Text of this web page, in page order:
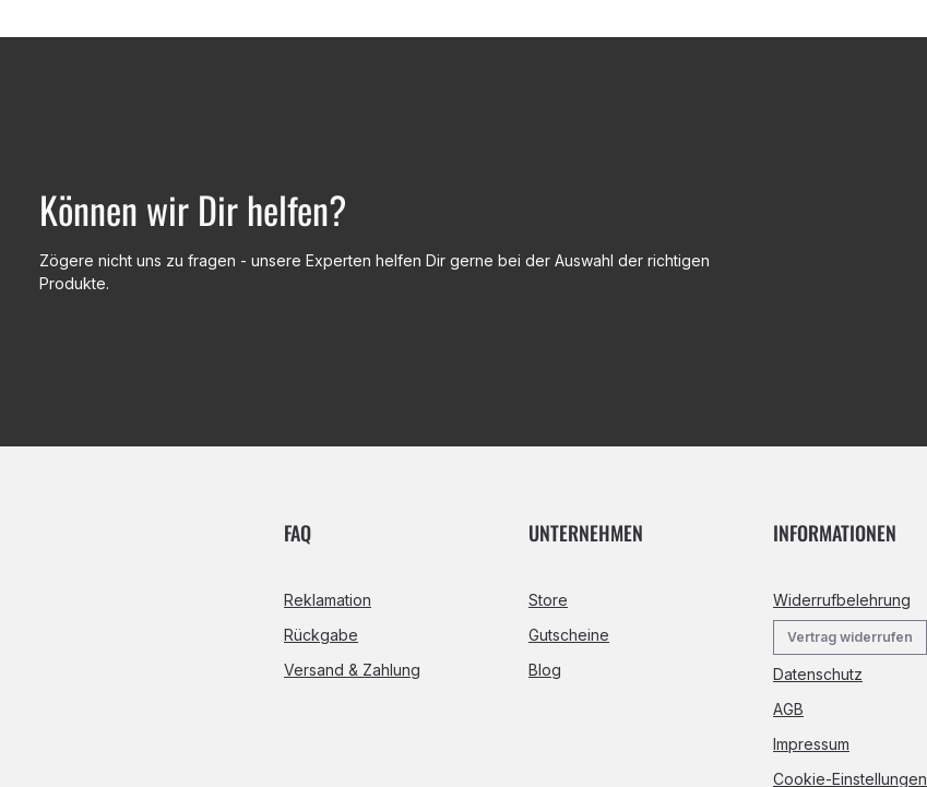
Können wir Dir helfen?
Zögere nicht uns zu fragen - unsere Experten helfen Dir gerne bei der Auswahl der richtigen
Produkte.
FAQ
Reklamation
Rückgabe
Versand & Zahlung
UNTERNEHMEN
Store
Gutscheine
Blog
INFORMATIONEN
Widerrufbelehrung
Vertrag widerrufen
Datenschutz
AGB
Impressum
Cookie-Einstellungen